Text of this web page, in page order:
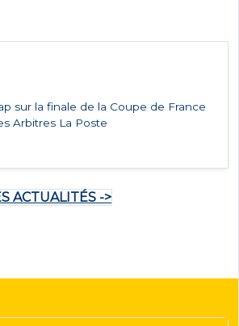
sur la finale de la Coupe de France
Arbitres La Poste
ACTUALITÉS ->